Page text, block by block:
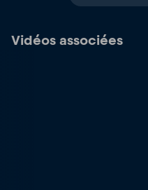
Vidéos associées